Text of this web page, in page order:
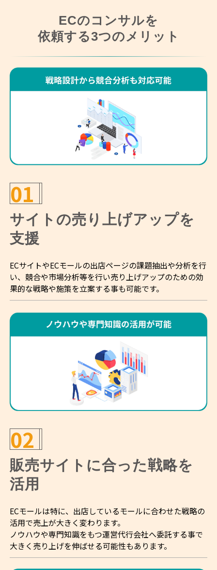
ECのコンサルを
依頼する3つのメリット
01
サイトの売り上げアップを
支援
ECサイトやECモールの出店ページの課題抽出や分析を行
い、競合や市場分析等を行い売り上げアップのための効
果的な戦略や施策を立案する事も可能です。
02
販売サイトに合った戦略を
活用
ECモールは特に、出店しているモールに合わせた戦略の
活用で売上が大きく変わります。
ノウハウや専門知識をもつ運営代行会社へ委託する事で
大きく売り上げを伸ばせる可能性もあります。